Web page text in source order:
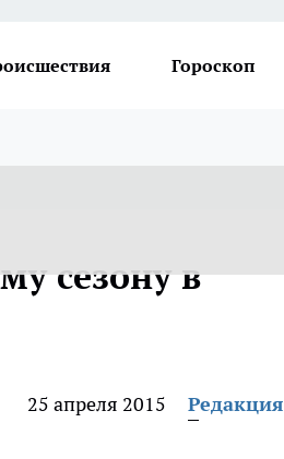
Гороскоп
сезону в
25 апреля 2015
Редакция